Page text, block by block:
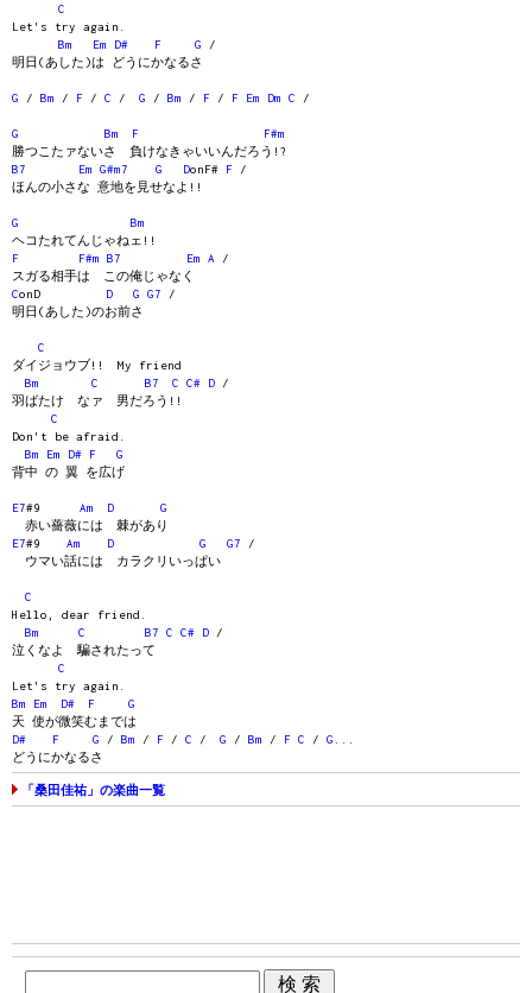
C
Let's try again.
Bm
Em D# F G /
明日(あした)は どうにかなるさ
G / Bm / F / C / G / Bm / F / F Em Dm C /
G Bm F
F#m
勝つこたァないさ 負けなきゃいいんだろう!?
B7
Em G#m7 G DonF# F /
ほんの小さな 意地を見せなよ!!
G
Bm
ヘコたれてんじゃねェ!!
F
F#m B7 Em A /
スガる相手は この俺じゃなく
ConD D G G7 /
明日(あした)のお前さ
C
ダイジョウブ!! My friend
Bm
C B7 C C# D /
羽ばたけ なァ 男だろう!!
C
Don't be afraid.
Bm
Em D# F
G
背中 の 翼 を広げ
E7#9 Am D
G
赤い薔薇には 棘があり
E7#9 Am D G G7 /
ウマい話には カラクリいっぱい
C
Hello, dear friend.
Bm
C B7 C C# D /
泣くなよ 騙されたって
C
Let's try again.
Bm
Em D# F
G
天 使が微笑むまでは
D#
F G / Bm / F / C / G / Bm / F C / G
どうにかなるさ
「桑田佳祐」の楽曲一覧